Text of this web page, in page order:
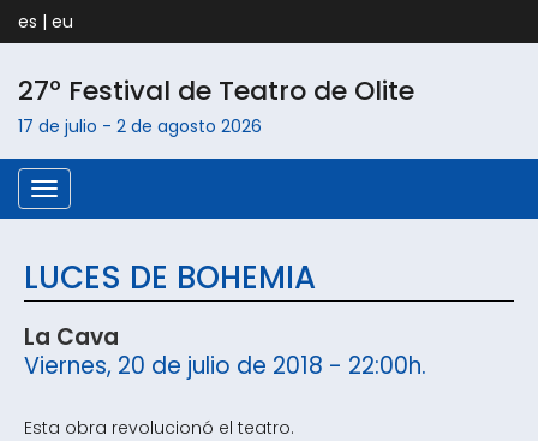
es | eu
27º Festival de Teatro de Olite
17 de julio - 2 de agosto 2026
Menú
LUCES DE BOHEMIA
La Cava
Viernes, 20 de julio de 2018 - 22:00h.
Esta obra revolucionó el teatro.